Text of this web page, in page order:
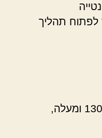
לפתוח תהליך
כאינדיקציה, אות למחוננות נקבע על פי מבחני איי קיו – ילדים המקבלים ציון 130 ומעלה,